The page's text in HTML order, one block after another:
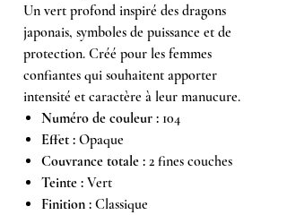
Un vert profond inspiré des dragons
japonais, symboles de puissance et de
protection. Créé pour les femmes
confiantes qui souhaitent apporter
intensité et caractère à leur manucure.
Numéro de couleur : 104
Effet : Opaque
Couvrance totale : 2 fines couches
Teinte : Vert
Finition : Classique